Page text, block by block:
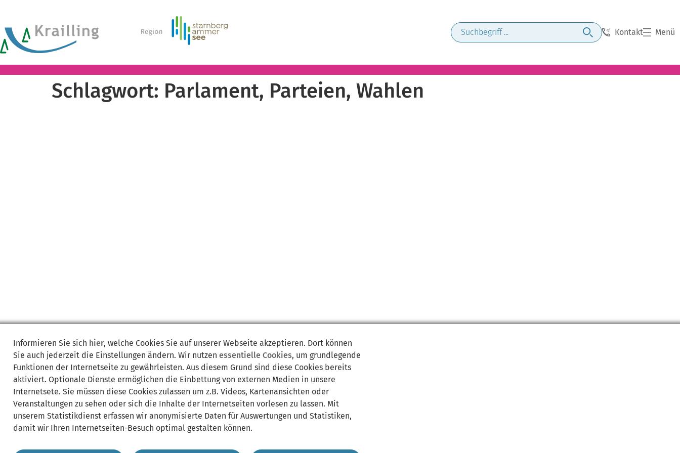
Kontakt Menü
Schlagwort: Parlament, Parteien, Wahlen
Informieren Sie sich hier, welche Cookies Sie auf unserer Webseite akzeptieren. Dort können
Sie auch jederzeit die Einstellungen ändern. Wir nutzen essentielle Cookies, um grundlegende
Funktionen der Internetseite zu gewährleisten. Aus diesem Grund sind diese Cookies bereits
aktiviert. Optionale Dienste ermöglichen die Einbettung von externen Medien in unsere
Internetsete. Sie müssen diese Cookies zulassen um z.B. Videos, Kartenansichten oder
Veranstaltungen zu sehen oder sich die Inhalte der Internetseiten vorlesen zu lassen. Mit
unserem Statistikdienst erfassen wir anonymisierte Daten für Auswertungen und Statistiken,
damit wir Ihren Internetseiten-Besuch optimal gestalten können.